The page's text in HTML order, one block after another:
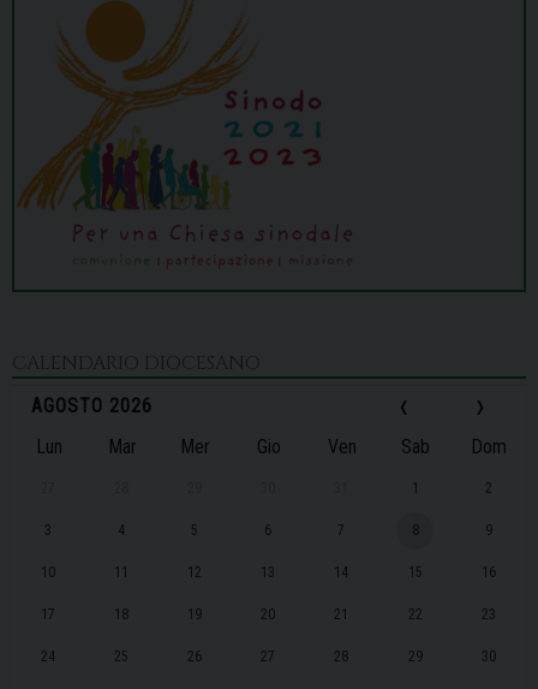
CALENDARIO DIOCESANO
‹
AGOSTO 2026 ›
Lun Mar Mer Gio Ven Sab Dom
1 2
3 4 5 6 7 8 9
10 11 12 13 14 15 16
17 18 19 20 21 22 23
24 25 26 27 28 29 30